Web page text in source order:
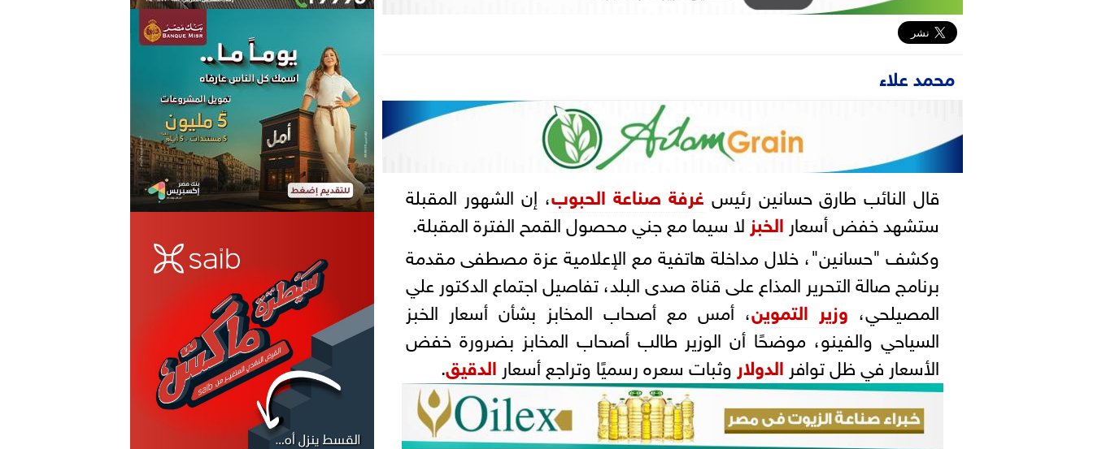
محمد علاء
قال النائب طارق حسانين رئيس غرفة صناعة الحبوب، إن الشهور المقبلة
ستشهد خفض أسعار الخبز لا سيما مع جني محصول القمح الفترة المقبلة.
وكشف "حسانين"، خلال مداخلة هاتفية مع الإعلامية عزة مصطفى مقدمة
برنامج صالة التحرير المذاع على قناة صدى البلد، تفاصيل اجتماع الدكتور علي
المصيلحي، وزير التموين، أمس مع أصحاب المخابز بشأن أسعار الخبز
السياحي والفينو، موضحًا أن الوزير طالب أصحاب المخابز بضرورة خفض
الأسعار في ظل توافر الدولار وثبات سعره رسميًا وتراجع أسعار الدقيق.